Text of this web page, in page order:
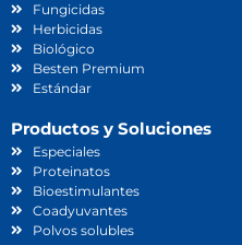
Fungicidas
Herbicidas
Biológico
Besten Premium
Estándar
Productos y Soluciones
Especiales
Proteinatos
Bioestimulantes
Coadyuvantes
Polvos solubles